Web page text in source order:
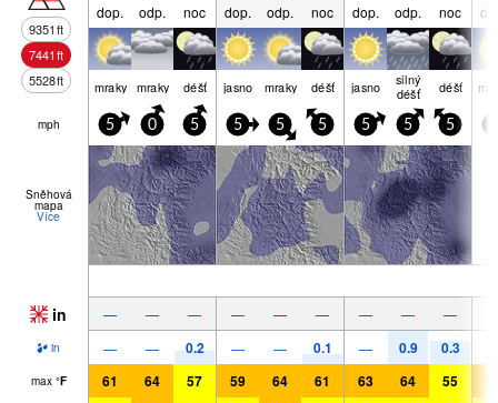
9351ft
7441ft
5528ft
dop. odp. noc dop. odp. noc dop. odp. noc
mraky mraky déšť jasno mraky déšť jasno silný
déšť déšť
mph 5 0 5 5 5 5 5 5 5
Sněhová
mapa
Více
in — — — — — — — — —
in — — 0.2 — — 0.1 — 0.9 0.3
max °F 61 64 57 59 64 61 63 64 55